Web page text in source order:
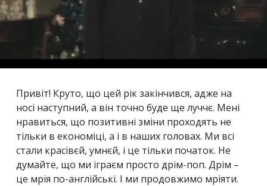
Привіт! Круто, що цей рік закінчився, адже на
носі наступний, а він точно буде ще луччє. Мені
нравиться, що позитивні зміни проходять не
тільки в економіці, а і в наших головах. Ми всі
стали красівєй, умнєй, і це тільки початок. Не
думайте, що ми іграєм просто дрім-поп. Дрім –
це мрія по-англійські. І ми продовжимо мріяти.